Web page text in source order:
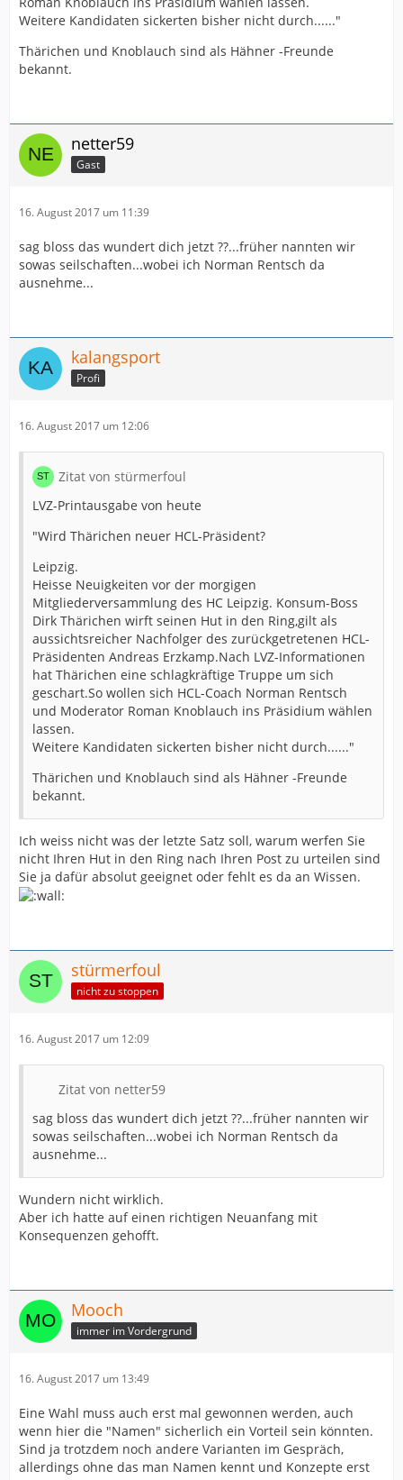
Weitere Kandidaten sickerten bisher nicht durch......"
Thärichen und Knoblauch sind als Hähner -Freunde
bekannt.
netter59
Gast
16. August 2017 um 11:39
sag bloss das wundert dich jetzt ??...früher nannten wir
sowas seilschaften...wobei ich Norman Rentsch da
ausnehme...
kalangsport
Profi
16. August 2017 um 12:06
Zitat von stürmerfoul
LVZ-Printausgabe von heute
"Wird Thärichen neuer HCL-Präsident?
Leipzig.
Heisse Neuigkeiten vor der morgigen
Mitgliederversammlung des HC Leipzig. Konsum-Boss
Dirk Thärichen wirft seinen Hut in den Ring,gilt als
aussichtsreicher Nachfolger des zurückgetretenen HCL-
Präsidenten Andreas Erzkamp.Nach LVZ-Informationen
hat Thärichen eine schlagkräftige Truppe um sich
geschart.So wollen sich HCL-Coach Norman Rentsch
und Moderator Roman Knoblauch ins Präsidium wählen
lassen.
Weitere Kandidaten sickerten bisher nicht durch......"
Thärichen und Knoblauch sind als Hähner -Freunde
bekannt.
Ich weiss nicht was der letzte Satz soll, warum werfen Sie
nicht Ihren Hut in den Ring nach Ihren Post zu urteilen sind
Sie ja dafür absolut geeignet oder fehlt es da an Wissen.
stürmerfoul
nicht zu stoppen
16. August 2017 um 12:09
Zitat von netter59
sag bloss das wundert dich jetzt ??...früher nannten wir
sowas seilschaften...wobei ich Norman Rentsch da
ausnehme...
Wundern nicht wirklich.
Aber ich hatte auf einen richtigen Neuanfang mit
Konsequenzen gehofft.
Mooch
immer im Vordergrund
16. August 2017 um 13:49
Eine Wahl muss auch erst mal gewonnen werden, auch
wenn hier die "Namen" sicherlich ein Vorteil sein könnten.
Sind ja trotzdem noch andere Varianten im Gespräch,
allerdings ohne das man Namen kennt und Konzepte erst